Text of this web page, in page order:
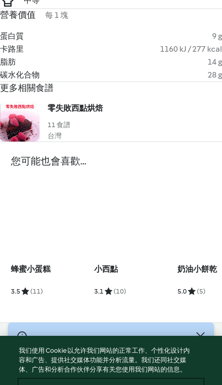
營養價值 每 1 塊
蛋白質
9 g
卡路里
1160 kJ / 277 kcal
脂肪
14 g
碳水化合物
28 g
更多相關食譜
零失敗西點烘焙
11 食譜
台灣
您可能也會喜歡...
蜂蜜小蛋糕
3.5 (11)
小西點
3.1 (10)
奶油小餅乾
5.0 (5)
服務條款
隱私權政策
我们使用 Cookie 以允许我们网站的正常工作、个性化设计内
容和广告、提供社交媒体功能并分析流量。我们还同社交媒
体、广告和分析合作伙伴分享有关您使用我们网站的信息。